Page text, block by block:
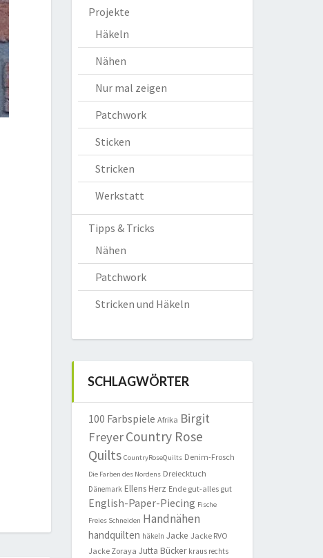
Projekte
Häkeln
Nähen
Nur mal zeigen
Patchwork
Sticken
Stricken
Werkstatt
Tipps & Tricks
Nähen
Patchwork
Stricken und Häkeln
SCHLAGWÖRTER
100 Farbspiele Afrika Birgit
FreyerCountry Rose
Quilts CountryRoseQuilts Denim-Frosch
Die Farben des Nordens Dreiecktuch
Dänemark Ellens Herz Ende gut-alles gut
English-Paper-Piecing Fische
Freies Schneiden Handnähen
handquilten häkeln Jacke Jacke RVO
Jacke Zoraya Jutta Bücker kraus rechts